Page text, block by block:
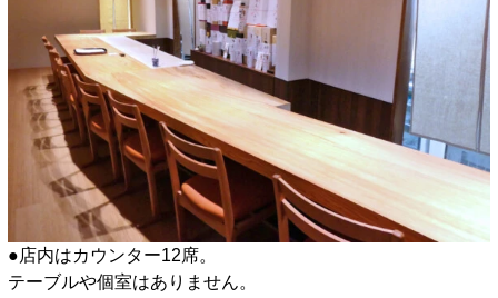
●店内はカウンター12席。
テーブルや個室はありません。